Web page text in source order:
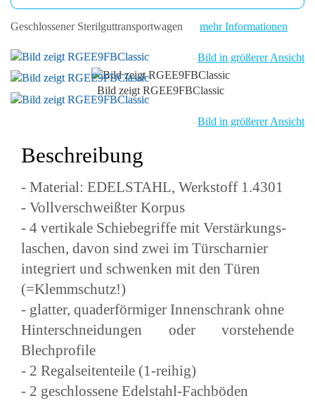
Geschlossener Sterilguttransportwagen mehr Informationen
Bild in größerer Ansicht
Bild zeigt RGEE9FBClassic
Bild in größerer Ansicht
Beschreibung
- Material: EDELSTAHL, Werkstoff 1.4301
- Vollverschweißter Korpus
- 4 vertikale Schiebegriffe mit Verstärkungs-
laschen, davon sind zwei im Türscharnier
integriert und schwenken mit den Türen
(=Klemmschutz!)
- glatter, quaderförmiger Innenschrank ohne
Hinterschneidungen oder vorstehende
Blechprofile
- 2 Regalseitenteile (1-reihig)
- 2 geschlossene Edelstahl-Fachböden